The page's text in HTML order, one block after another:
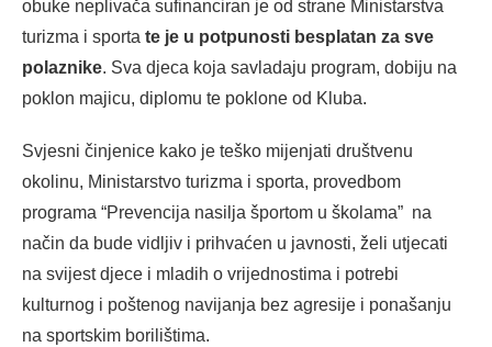
obuke neplivača sufinanciran je od strane Ministarstva
turizma i sporta te je u potpunosti besplatan za sve
polaznike. Sva djeca koja savladaju program, dobiju na
poklon majicu, diplomu te poklone od Kluba.
Svjesni činjenice kako je teško mijenjati društvenu
okolinu, Ministarstvo turizma i sporta, provedbom
programa “Prevencija nasilja športom u školama” na
način da bude vidljiv i prihvaćen u javnosti, želi utjecati
na svijest djece i mladih o vrijednostima i potrebi
kulturnog i poštenog navijanja bez agresije i ponašanju
na sportskim borilištima.